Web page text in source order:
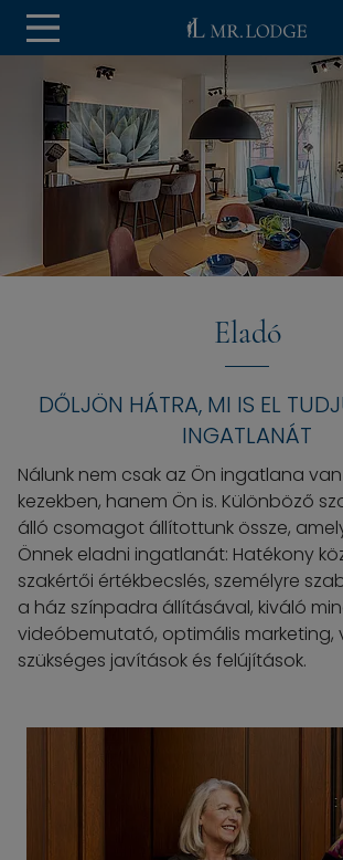
Eladó
DŐLJÖN HÁTRA, MI IS EL
INGATLANÁT
Nálunk nem csak az Ön ingatlana
kezekben, hanem Ön is. Különböző
álló csomagot állítottunk össze,
Önnek eladni ingatlanát: Hatékony
szakértői értékbecslés, személyre
a ház színpadra állításával, kiváló
videóbemutató, optimális marketing,
szükséges javítások és felújítások.